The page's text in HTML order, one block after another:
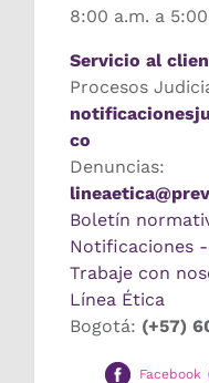
8:00 a.m. a
Servicio al
Procesos
co
Denuncias:
Boletín
Notificaciones -
Trabaje con
Línea Ética
Bogotá: (+57)
Facebook